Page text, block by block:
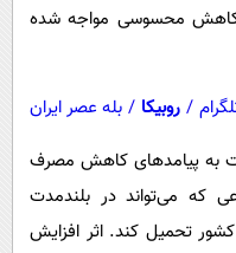
کاهش محسوسی مواجه شده
/ روبیکا / بله عصر ایران
به پیامدهای کاهش مصرف
که می‌تواند در بلندمدت
تحمیل کند. اثر افزایش